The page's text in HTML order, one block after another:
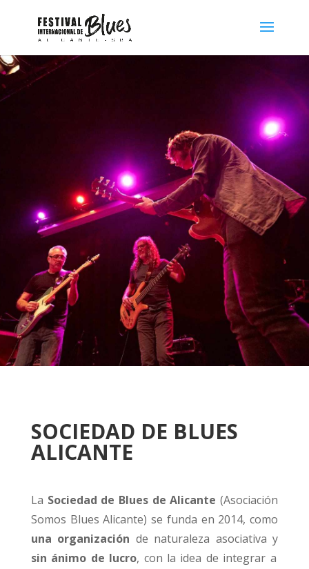
SOCIEDAD DE BLUES
ALICANTE
La Sociedad de Blues de Alicante (Asociación
Somos Blues Alicante) se funda en 2014, como
una organización de naturaleza asociativa y
sin ánimo de lucro, con la idea de integrar a